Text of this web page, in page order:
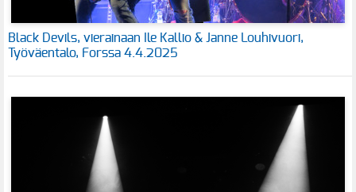
Black Devils, vierainaan Ile Kallio & Janne Louhivuori,
Työväentalo, Forssa 4.4.2025